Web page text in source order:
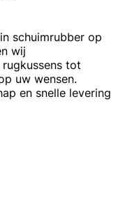
schuimrubber op
wij
tot
uw wensen.
en snelle levering